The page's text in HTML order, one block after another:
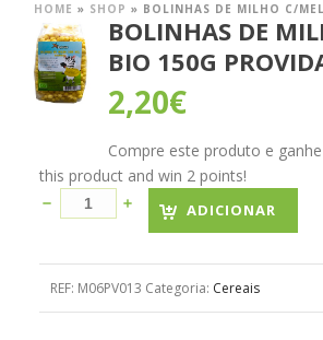
HOME » SHOP » BOLINHAS DE MILHO C/
BOLINHAS DE
BIO 150G
2,20€
Compre este produto e
this product and win 2 points!
ADICIONAR
REF: M06PV013 Categoria: Cereais